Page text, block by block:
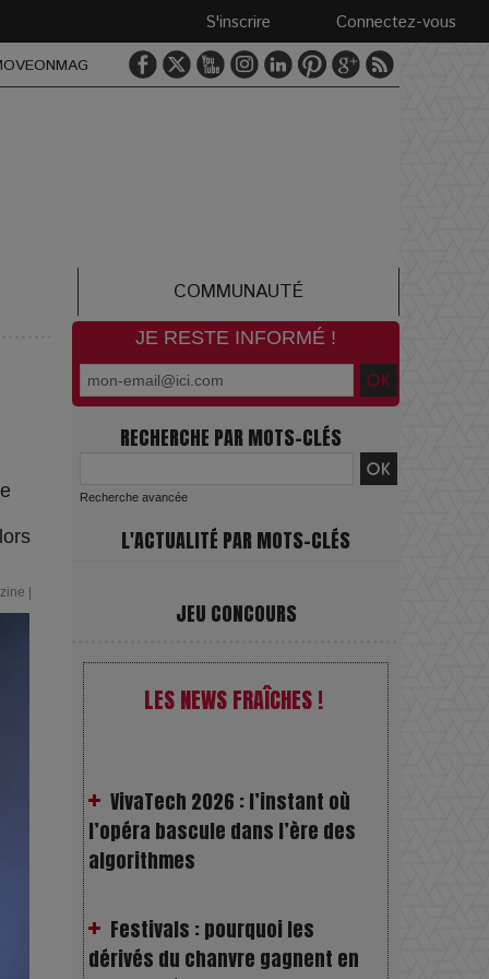
Connectez-vous
S'inscrire
COMMUNAUTÉ
JE RESTE INFORMÉ !
RECHERCHE PAR MOTS-CLÉS
Recherche avancée
L'ACTUALITÉ PAR MOTS-CLÉS
JEU CONCOURS
LES NEWS FRAÎCHES !
VivaTech 2026 : l’instant où
Festivals : pourquoi les
dérivés du chanvre gagnent en
Les Rayons et les Ombres :